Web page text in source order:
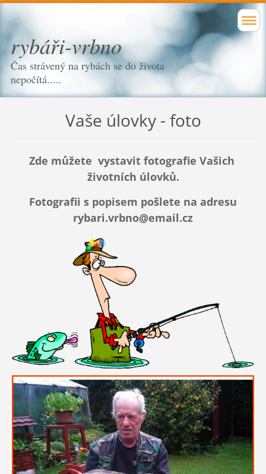
rybáři-vrbno
Čas strávený na rybách se do života
nepočítá.....
Vaše úlovky - foto
Zde můžete vystavit fotografie Vašich
životních úlovků.
Fotografii s popisem pošlete na adresu
rybari.vrbno@email.cz